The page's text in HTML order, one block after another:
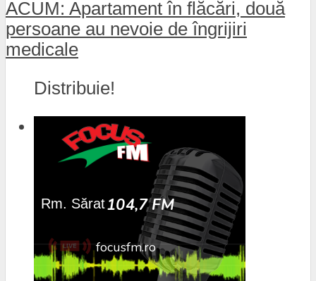
ACUM: Apartament în flăcări, două
persoane au nevoie de îngrijiri
medicale
Distribuie!